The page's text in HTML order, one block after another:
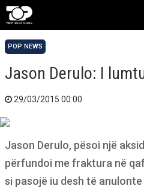
POP NEWS
Jason Derulo: I
29/03/2015 00:00
Jason Derulo, pësoi një
përfundoi me fraktura në
si pasojë iu desh të